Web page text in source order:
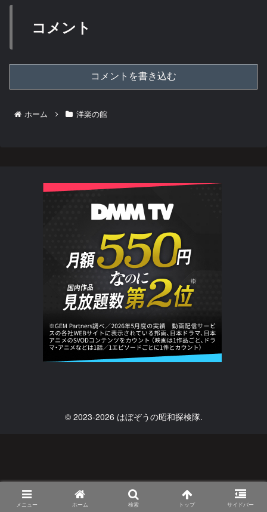
コメント
コメントを書き込む
ホーム 洋楽の館
© 2023-2026 はぼぞうの昭和探検隊.
メニュー ホーム 検索 トップ サイドバー